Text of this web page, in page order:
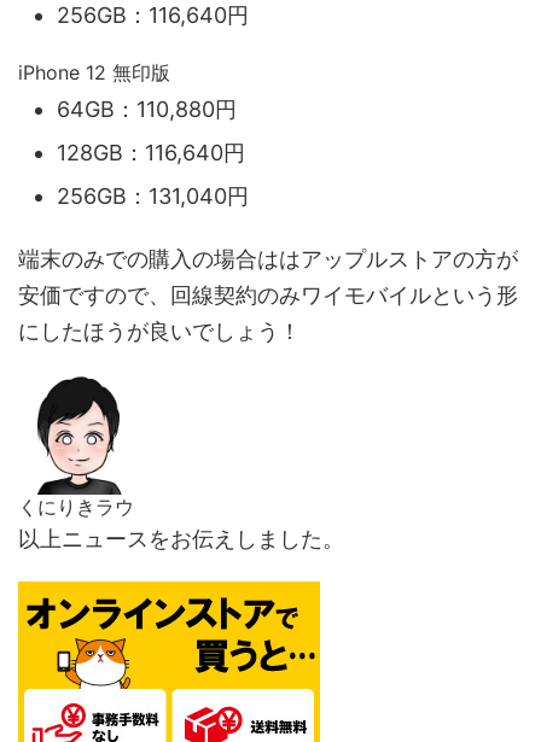
256GB：116,640円
iPhone 12 無印版
64GB：110,880円
128GB：116,640円
256GB：131,040円
端末のみでの購入の場合ははアップルストアの方が
安価ですので、回線契約のみワイモバイルという形
にしたほうが良いでしょう！
くにりきラウ
以上ニュースをお伝えしました。